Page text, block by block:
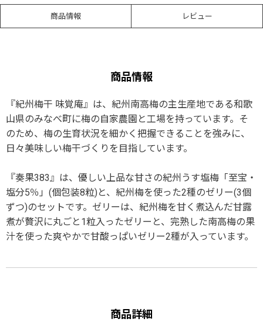
商品情報 レビュー
商品情報
『紀州梅干 味覚庵』は、紀州南高梅の主生産地である和歌
山県のみなべ町に梅の自家農園と工場を持っています。そ
のため、梅の生育状況を細かく把握できることを強みに、
日々美味しい梅干づくりを目指しています。
『奏果383』は、優しい上品な甘さの紀州うす塩梅「至宝・
塩分5％」(個包装8粒)と、紀州梅を使った2種のゼリー(3個
ずつ)のセットです。ゼリーは、紀州梅を甘く煮込んだ甘露
煮が贅沢に丸ごと1粒入ったゼリーと、完熟した南高梅の果
汁を使った爽やかで甘酸っぱいゼリー2種が入っています。
商品詳細